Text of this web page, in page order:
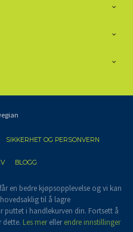
SIKKERHET OG PERSONVERN
BLOGG
en bedre kjøpsopplevelse og vi kan
til å lagre
puttet i handlekurven din. Fortsett å
dette. Les merellerendre innstillinger